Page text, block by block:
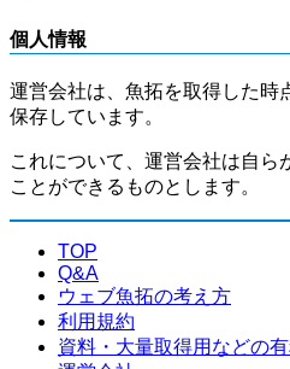
個人情報
運営会社は、魚拓を取得した時
保存しています。
これについて、運営会社は自ら
ことができるものとします。
TOP
Q&A
ウェブ魚拓の考え方
利用規約
資料・大量取得用などの